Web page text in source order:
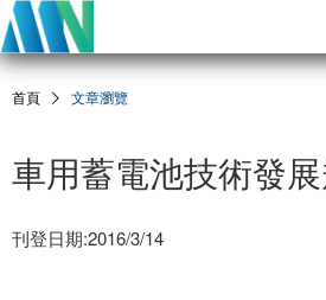
首頁 文章瀏覽
車用蓄電池技術發
刊登日期:2016/3/14